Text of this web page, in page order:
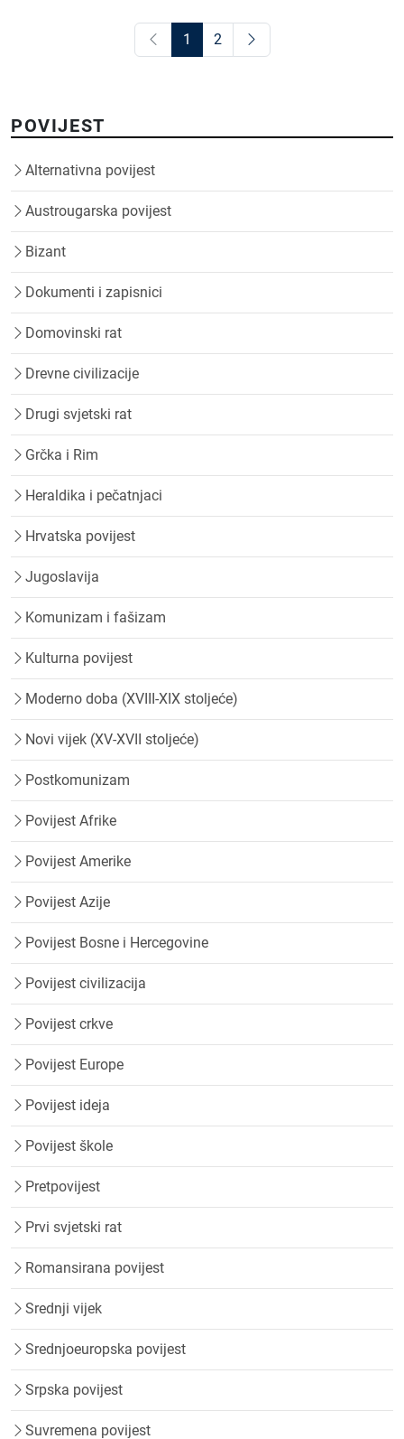
1 2
POVIJEST
Alternativna povijest
Austrougarska povijest
Bizant
Dokumenti i zapisnici
Domovinski rat
Drevne civilizacije
Drugi svjetski rat
Grčka i Rim
Heraldika i pečatnjaci
Hrvatska povijest
Jugoslavija
Komunizam i fašizam
Kulturna povijest
Moderno doba (XVIII-XIX stoljeće)
Novi vijek (XV-XVII stoljeće)
Postkomunizam
Povijest Afrike
Povijest Amerike
Povijest Azije
Povijest Bosne i Hercegovine
Povijest civilizacija
Povijest crkve
Povijest Europe
Povijest ideja
Povijest škole
Pretpovijest
Prvi svjetski rat
Romansirana povijest
Srednji vijek
Srednjoeuropska povijest
Srpska povijest
Suvremena povijest